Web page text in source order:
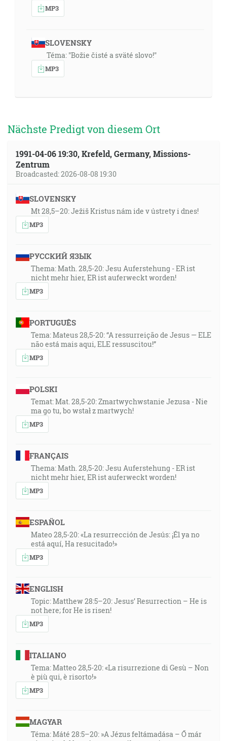
MP3
SLOVENSKY
Téma: "Božie čisté a sväté slovo!"
MP3
Nächste Predigt von diesem Ort
1991-04-06 19:30, Krefeld, Germany, Missions-
Zentrum
Broadcasted: 2026-08-08 19:30
SLOVENSKY
Mt 28,5–20: Ježiš Kristus nám ide v ústrety i dnes!
MP3
РУССКИЙ ЯЗЫК
Thema: Math. 28,5-20: Jesu Auferstehung - ER ist
nicht mehr hier, ER ist auferweckt worden!
MP3
PORTUGUÊS
Tema: Mateus 28,5-20: “A ressurreição de Jesus — ELE
não está mais aqui, ELE ressuscitou!”
MP3
POLSKI
Temat: Mat. 28,5-20: Zmartwychwstanie Jezusa - Nie
ma go tu, bo wstał z martwych!
MP3
FRANÇAIS
Thema: Math. 28,5-20: Jesu Auferstehung - ER ist
nicht mehr hier, ER ist auferweckt worden!
MP3
ESPAÑOL
Mateo 28,5-20: «La resurrección de Jesús: ¡Él ya no
está aquí, Ha resucitado!»
MP3
ENGLISH
Topic: Matthew 28:5–20: Jesus’ Resurrection – He is
not here; for He is risen!
MP3
ITALIANO
Tema: Matteo 28,5-20: «La risurrezione di Gesù – Non
è più qui, è risorto!»
MP3
MAGYAR
Téma: Máté 28:5–20: »A Jézus feltámadása – Ő már